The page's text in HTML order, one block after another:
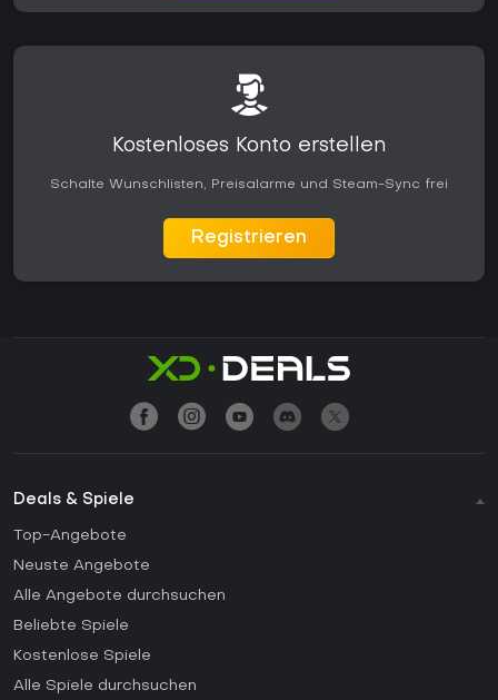
Kostenloses Konto erstellen
Schalte Wunschlisten, Preisalarme und Steam-Sync frei
Registrieren
Deals & Spiele
Top-Angebote
Neuste Angebote
Alle Angebote durchsuchen
Beliebte Spiele
Kostenlose Spiele
Alle Spiele durchsuchen